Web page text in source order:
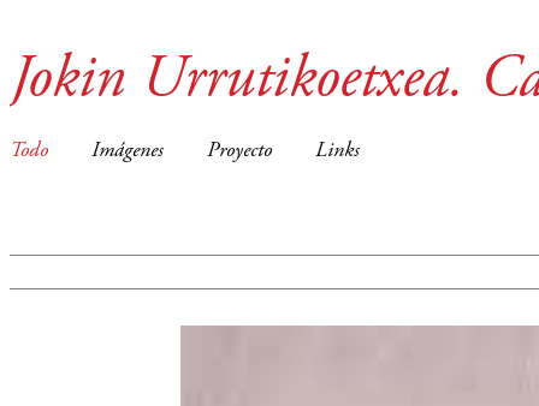
Jokin Urrutikoetxea.
Todo Imágenes Proyecto Links